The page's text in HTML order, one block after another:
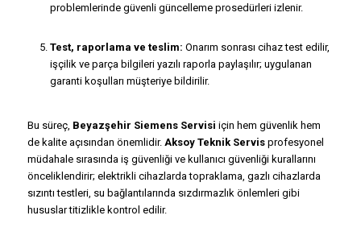
problemlerinde güvenli güncelleme prosedürleri izlenir.
Test, raporlama ve teslim: Onarım sonrası cihaz test edilir,
işçilik ve parça bilgileri yazılı raporla paylaşılır; uygulanan
garanti koşulları müşteriye bildirilir.
Bu süreç, Beyazşehir Siemens Servisi için hem güvenlik hem
de kalite açısından önemlidir. Aksoy Teknik Servisprofesyonel
müdahale sırasında iş güvenliği ve kullanıcı güvenliği kurallarını
önceliklendirir; elektrikli cihazlarda topraklama, gazlı cihazlarda
sızıntı testleri, su bağlantılarında sızdırmazlık önlemleri gibi
hususlar titizlikle kontrol edilir.